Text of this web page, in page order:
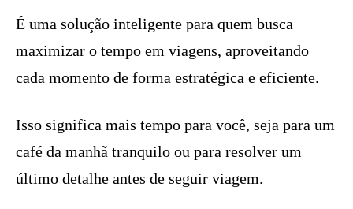
É uma solução inteligente para quem busca
maximizar o tempo em viagens, aproveitando
cada momento de forma estratégica e eficiente.
Isso significa mais tempo para você, seja para um
café da manhã tranquilo ou para resolver um
último detalhe antes de seguir viagem.